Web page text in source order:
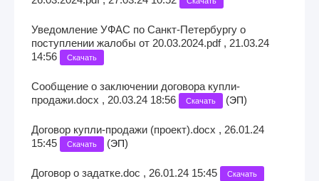
Уведомление УФАС по Санкт-Петербургу о
поступлении жалобы от 20.03.2024.pdf , 21.03.24
14:56
Скачать
Сообщение о заключении договора купли-
продажи.docx , 20.03.24 18:56
Скачать (ЭП)
Договор купли-продажи (проект).docx , 26.01.24
15:45
Скачать (ЭП)
Договор о задатке.doc , 26.01.24 15:45 Скачать